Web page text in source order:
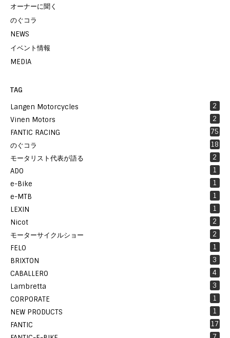
オーナーに聞く
のぐコラ
NEWS
イベント情報
MEDIA
TAG
Langen Motorcycles
2
Vinen Motors
2
FANTIC RACING
75
のぐコラ
18
モータリスト代表が語る
2
ADO
1
e-Bike
1
e-MTB
1
LEXIN
1
Nicot
2
モーターサイクルショー
2
FELO
1
BRIXTON
3
CABALLERO
4
Lambretta
3
CORPORATE
1
NEW PRODUCTS
1
FANTIC
17